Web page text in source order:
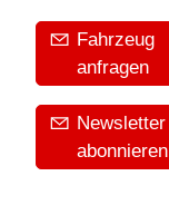
Service
Über uns
Blog
Fahrzeug
anfragen
Newsletter
abonnieren